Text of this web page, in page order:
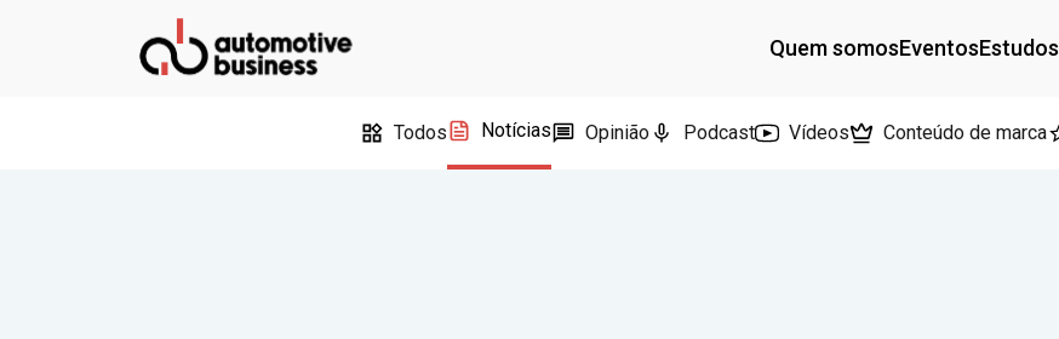
Quem somosEventosEstudos
Todos Notícias Opinião Podcast Vídeos Conteúdo de marca